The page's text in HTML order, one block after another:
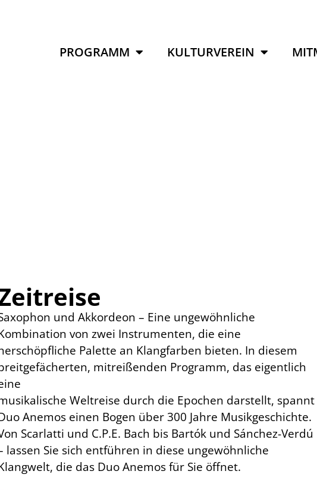
PROGRAMM KULTURVEREIN
und Akkordeon – Eine ungewöhnliche
von zwei Instrumenten, die eine
Palette an Klangfarben bieten. In diesem
mitreißenden Programm, das eigentlich
Weltreise durch die Epochen darstellt, spannt
Anemos einen Bogen über 300 Jahre Musikgeschichte.
Scarlatti und C.P.E. Bach bis Bartók und Sánchez-Verdú
lassen Sie sich entführen in diese ungewöhnliche
die das Duo Anemos für Sie öffnet.